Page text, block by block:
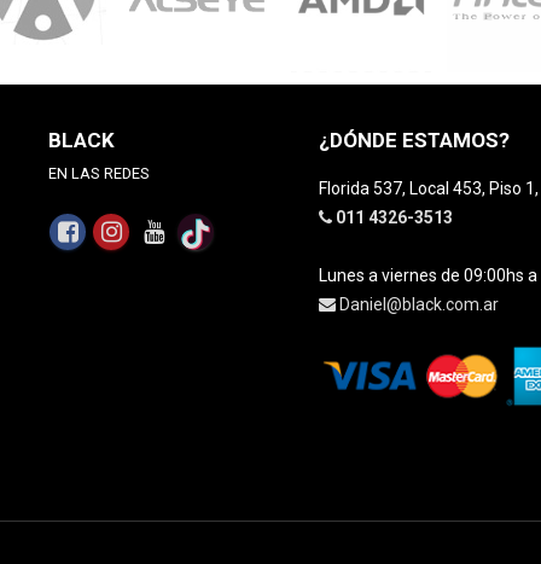
BLACK
EN LAS REDES
¿DÓNDE ESTAMOS?
Florida 537, Local 453, Piso
011 4326-3513
Lunes a viernes de 09:00hs
Daniel@black.com.ar